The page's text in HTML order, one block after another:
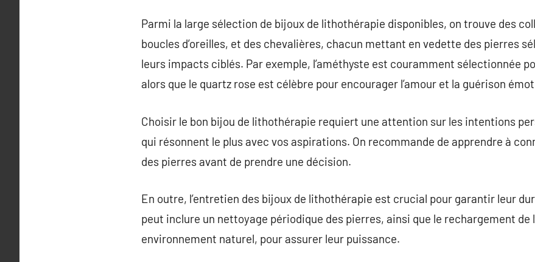
Parmi la large sélection de bijoux de lithothérapie disponibles, on trouve des
boucles d’oreilles, et des chevalières, chacun mettant en vedette des pierres
leurs impacts ciblés. Par exemple, l’améthyste est couramment sélectionnée
alors que le quartz rose est célèbre pour encourager l’amour et la guérison
Choisir le bon bijou de lithothérapie requiert une attention sur les intentions
qui résonnent le plus avec vos aspirations. On recommande de apprendre à
des pierres avant de prendre une décision.
En outre, l’entretien des bijoux de lithothérapie est crucial pour garantir leur
peut inclure un nettoyage périodique des pierres, ainsi que le rechargement de
environnement naturel, pour assurer leur puissance.